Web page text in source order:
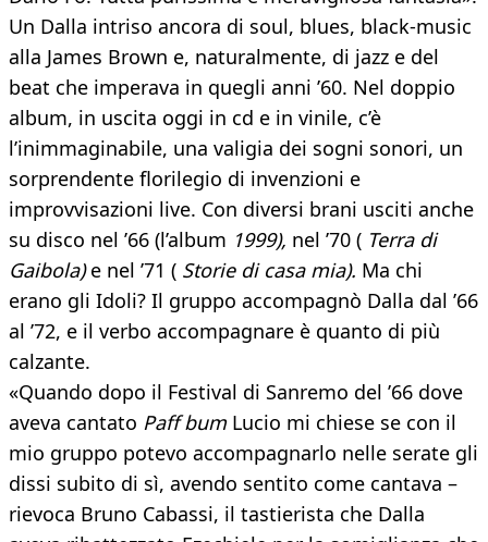
Un Dalla intriso ancora di soul, blues, black-music
alla James Brown e, naturalmente, di jazz e del
beat che imperava in quegli anni ’60. Nel doppio
album, in uscita oggi in cd e in vinile, c’è
l’inimmaginabile, una valigia dei sogni sonori, un
sorprendente florilegio di invenzioni e
improvvisazioni live. Con diversi brani usciti anche
su disco nel ’66 (l’album 1999), nel ’70 ( Terra di
Gaibola)e nel ’71 ( Storie di casa mia). Ma chi
erano gli Idoli? Il gruppo accompagnò Dalla dal ’66
al ’72, e il verbo accompagnare è quanto di più
calzante.
«Quando dopo il Festival di Sanremo del ’66 dove
aveva cantato Paff bumLucio mi chiese se con il
mio gruppo potevo accompagnarlo nelle serate gli
dissi subito di sì, avendo sentito come cantava –
rievoca Bruno Cabassi, il tastierista che Dalla